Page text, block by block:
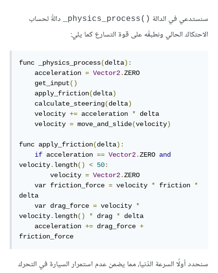
سنستدعي في الدالة ‎_physics_process()‎
دالةً لحساب
الاحتكاك الحالي ونطبقّه على قوة التسارع كما يلي:
func _physics_process(delta):
    acceleration
= Vector2.ZERO
    get_input
()
    apply_friction
(delta)
    calculate_steering
(delta)
    velocity
+= acceleration * delta
    velocity
= move_and_slide(velocity)
func apply_friction(delta):
if acceleration == Vector2.ZERO and
velocity. length() < 50:
        velocity
= Vector2.ZERO
    var friction_force
= velocity * friction *
delta
    var drag_force
= velocity *
velocity. length() * drag * delta
    acceleration
+= drag_force +
friction_force
سنحدد أولًا السرعة الدّنيا، مما يضمن عدم استمرار السيارة في التحرك